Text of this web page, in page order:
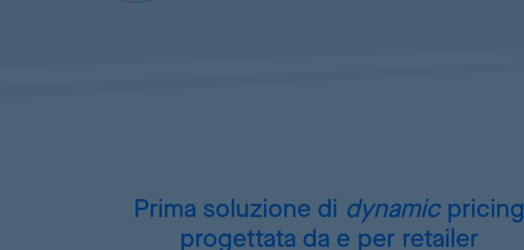
Prima soluzione di dynamicpricing
progettata da e per retailer